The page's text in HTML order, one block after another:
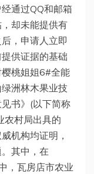
通过QQ和邮箱
却未能提供有
，申请人立即
供证据的基础
桃姐姐6#全能
洲林木果业技
书》(以下简称
农村局出具的
机构均证明，
其中，在
，瓦房店市农业